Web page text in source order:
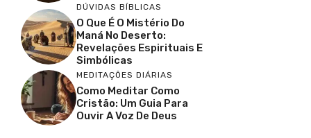
DÚVIDAS BÍBLICAS
O Que É O Mistério Do
Maná No Deserto:
Revelações Espirituais E
Simbólicas
MEDITAÇÕES DIÁRIAS
Como Meditar Como
Cristão: Um Guia Para
Ouvir A Voz De Deus